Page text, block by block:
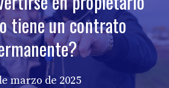
tiene un contrato
marzo de 2025